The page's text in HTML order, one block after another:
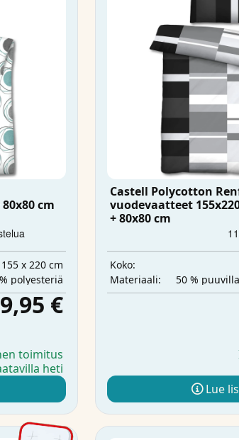
cm
155 x 220 cm
polyesteriä
€
toimitus
heti
Castell Polycotton
vuodevaatteet
+ 80x80 cm
Koko:
Materiaali:
50 %
Lue